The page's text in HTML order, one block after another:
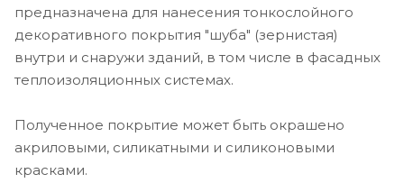
предназначена для нанесения тонкослойного
декоративного покрытия "шуба" (зернистая)
внутри и снаружи зданий, в том числе в фасадных
теплоизоляционных системах.
Полученное покрытие может быть окрашено
акриловыми, силикатными и силиконовыми
красками.